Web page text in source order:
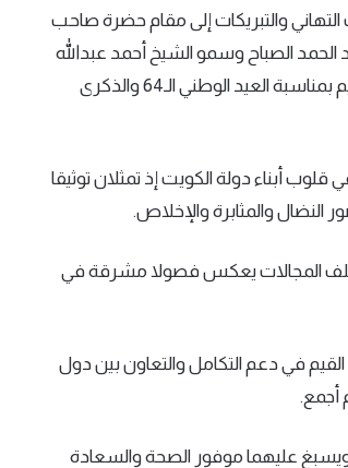
التهاني والتبريكات إلى مقام حضرة صاحب
الحمد الصباح وسمو الشيخ أحمد عبدالله
الأحمد الصباح سمو رئيس مجلس الوزراء وإلى الحكومة الرشيدة والشعب الكويتي الكريم بمناسبة العيد الوطني الـ64 والذكرى
قلوب أبناء دولة الكويت إذ تمثلان توثيقا
والمثابرة والإخلاص.
المجالات يعكس فصولا مشرقة في
القيم في دعم التكامل والتعاون بين دول
أجمع.
عليهما موفور الصحة والسعادة